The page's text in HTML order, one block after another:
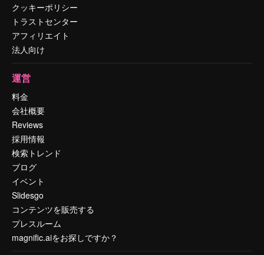
クッキーポリシー
トラストセンター
アフィリエイト
法人向け
運営
料金
会社概要
Reviews
採用情報
検索トレンド
ブログ
イベント
Slidesgo
コンテンツを販売する
プレスルーム
magnific.aiをお探しですか？